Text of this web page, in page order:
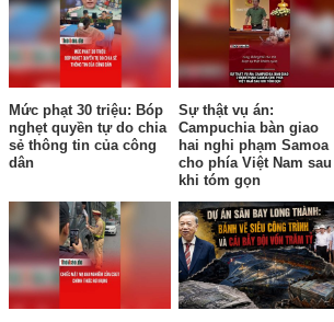
Mức phạt 30 triệu: Bóp
nghẹt quyền tự do chia
sẻ thông tin của công
dân
Sự thật vụ án:
Campuchia bàn giao
hai nghi phạm Samoa
cho phía Việt Nam sau
khi tóm gọn